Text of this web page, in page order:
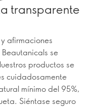
transparente
afirmaciones
se
productos se
cuidadosamente
mínimo del 95%,
Siéntase seguro